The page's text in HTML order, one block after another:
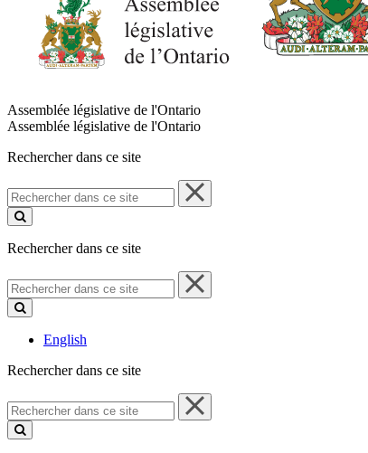
Assemblée législative de l'Ontario
Assemblée législative de l'Ontario
Rechercher dans ce site
Rechercher
dans
ce
Rechercher dans ce site
Rechercher
dans
ce
English
Rechercher dans ce site
Rechercher
dans
ce